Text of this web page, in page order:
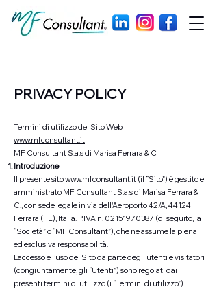
PRIVACY POLICY
Termini di utilizzo del Sito Web
www.mfconsultant.it
MF Consultant S.a.s di Marisa Ferrara & C
Introduzione
Il presente sitowww.mfconsultant.it (il “Sito”) è gestito e
amministrato MF Consultant S.a.s di Marisa Ferrara &
C., con sede legale in via dell'Aeroporto 42/A, 44124
Ferrara (FE), Italia. P.IVA n. 02151970387 (di seguito, la
“Società” o “MF Consultant”), che ne assume la piena
ed esclusiva responsabilità.
L’accesso e l’uso del Sito da parte degli utenti e visitatori
(congiuntamente, gli “Utenti”) sono regolati dai
presenti termini di utilizzo (i “Termini di utilizzo”).